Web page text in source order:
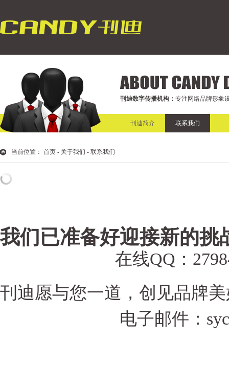
刊迪数字传播机构： 专注网络品牌形象
刊迪简介 联系我们
当前位置： 首页 - 关于我们 - 联系我们
我们已准备好迎接新的挑
在线QQ：
刊迪愿与您一道
电子邮件：